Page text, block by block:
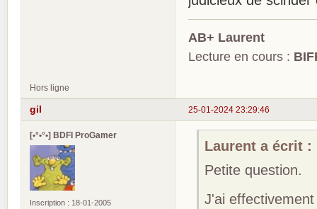
AB+ Laurent
Lecture en cours :
Hors ligne
25-01-2024 23:29:46
gil
[•°•°•] BDFI ProGamer
Inscription : 18-01-2005
Laurent a écrit :
Petite question.
J'ai